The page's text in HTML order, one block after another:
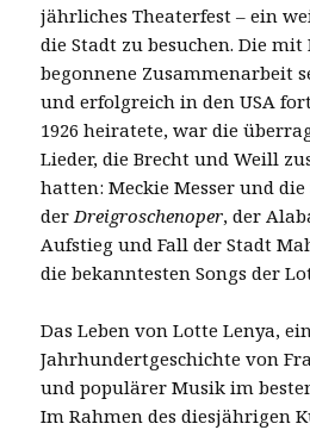
jährliches Theaterfest – ein
die Stadt zu besuchen. Die mit
begonnene Zusammenarbeit
und erfolgreich in den USA
1926 heiratete, war die
Lieder, die Brecht und Weill
hatten: Meckie Messer und die
der Dreigroschenoper, der
Aufstieg und Fall der Stadt
die bekanntesten Songs der
Das Leben von Lotte Lenya,
Jahrhundertgeschichte von
und populärer Musik im
Im Rahmen des diesjährigen